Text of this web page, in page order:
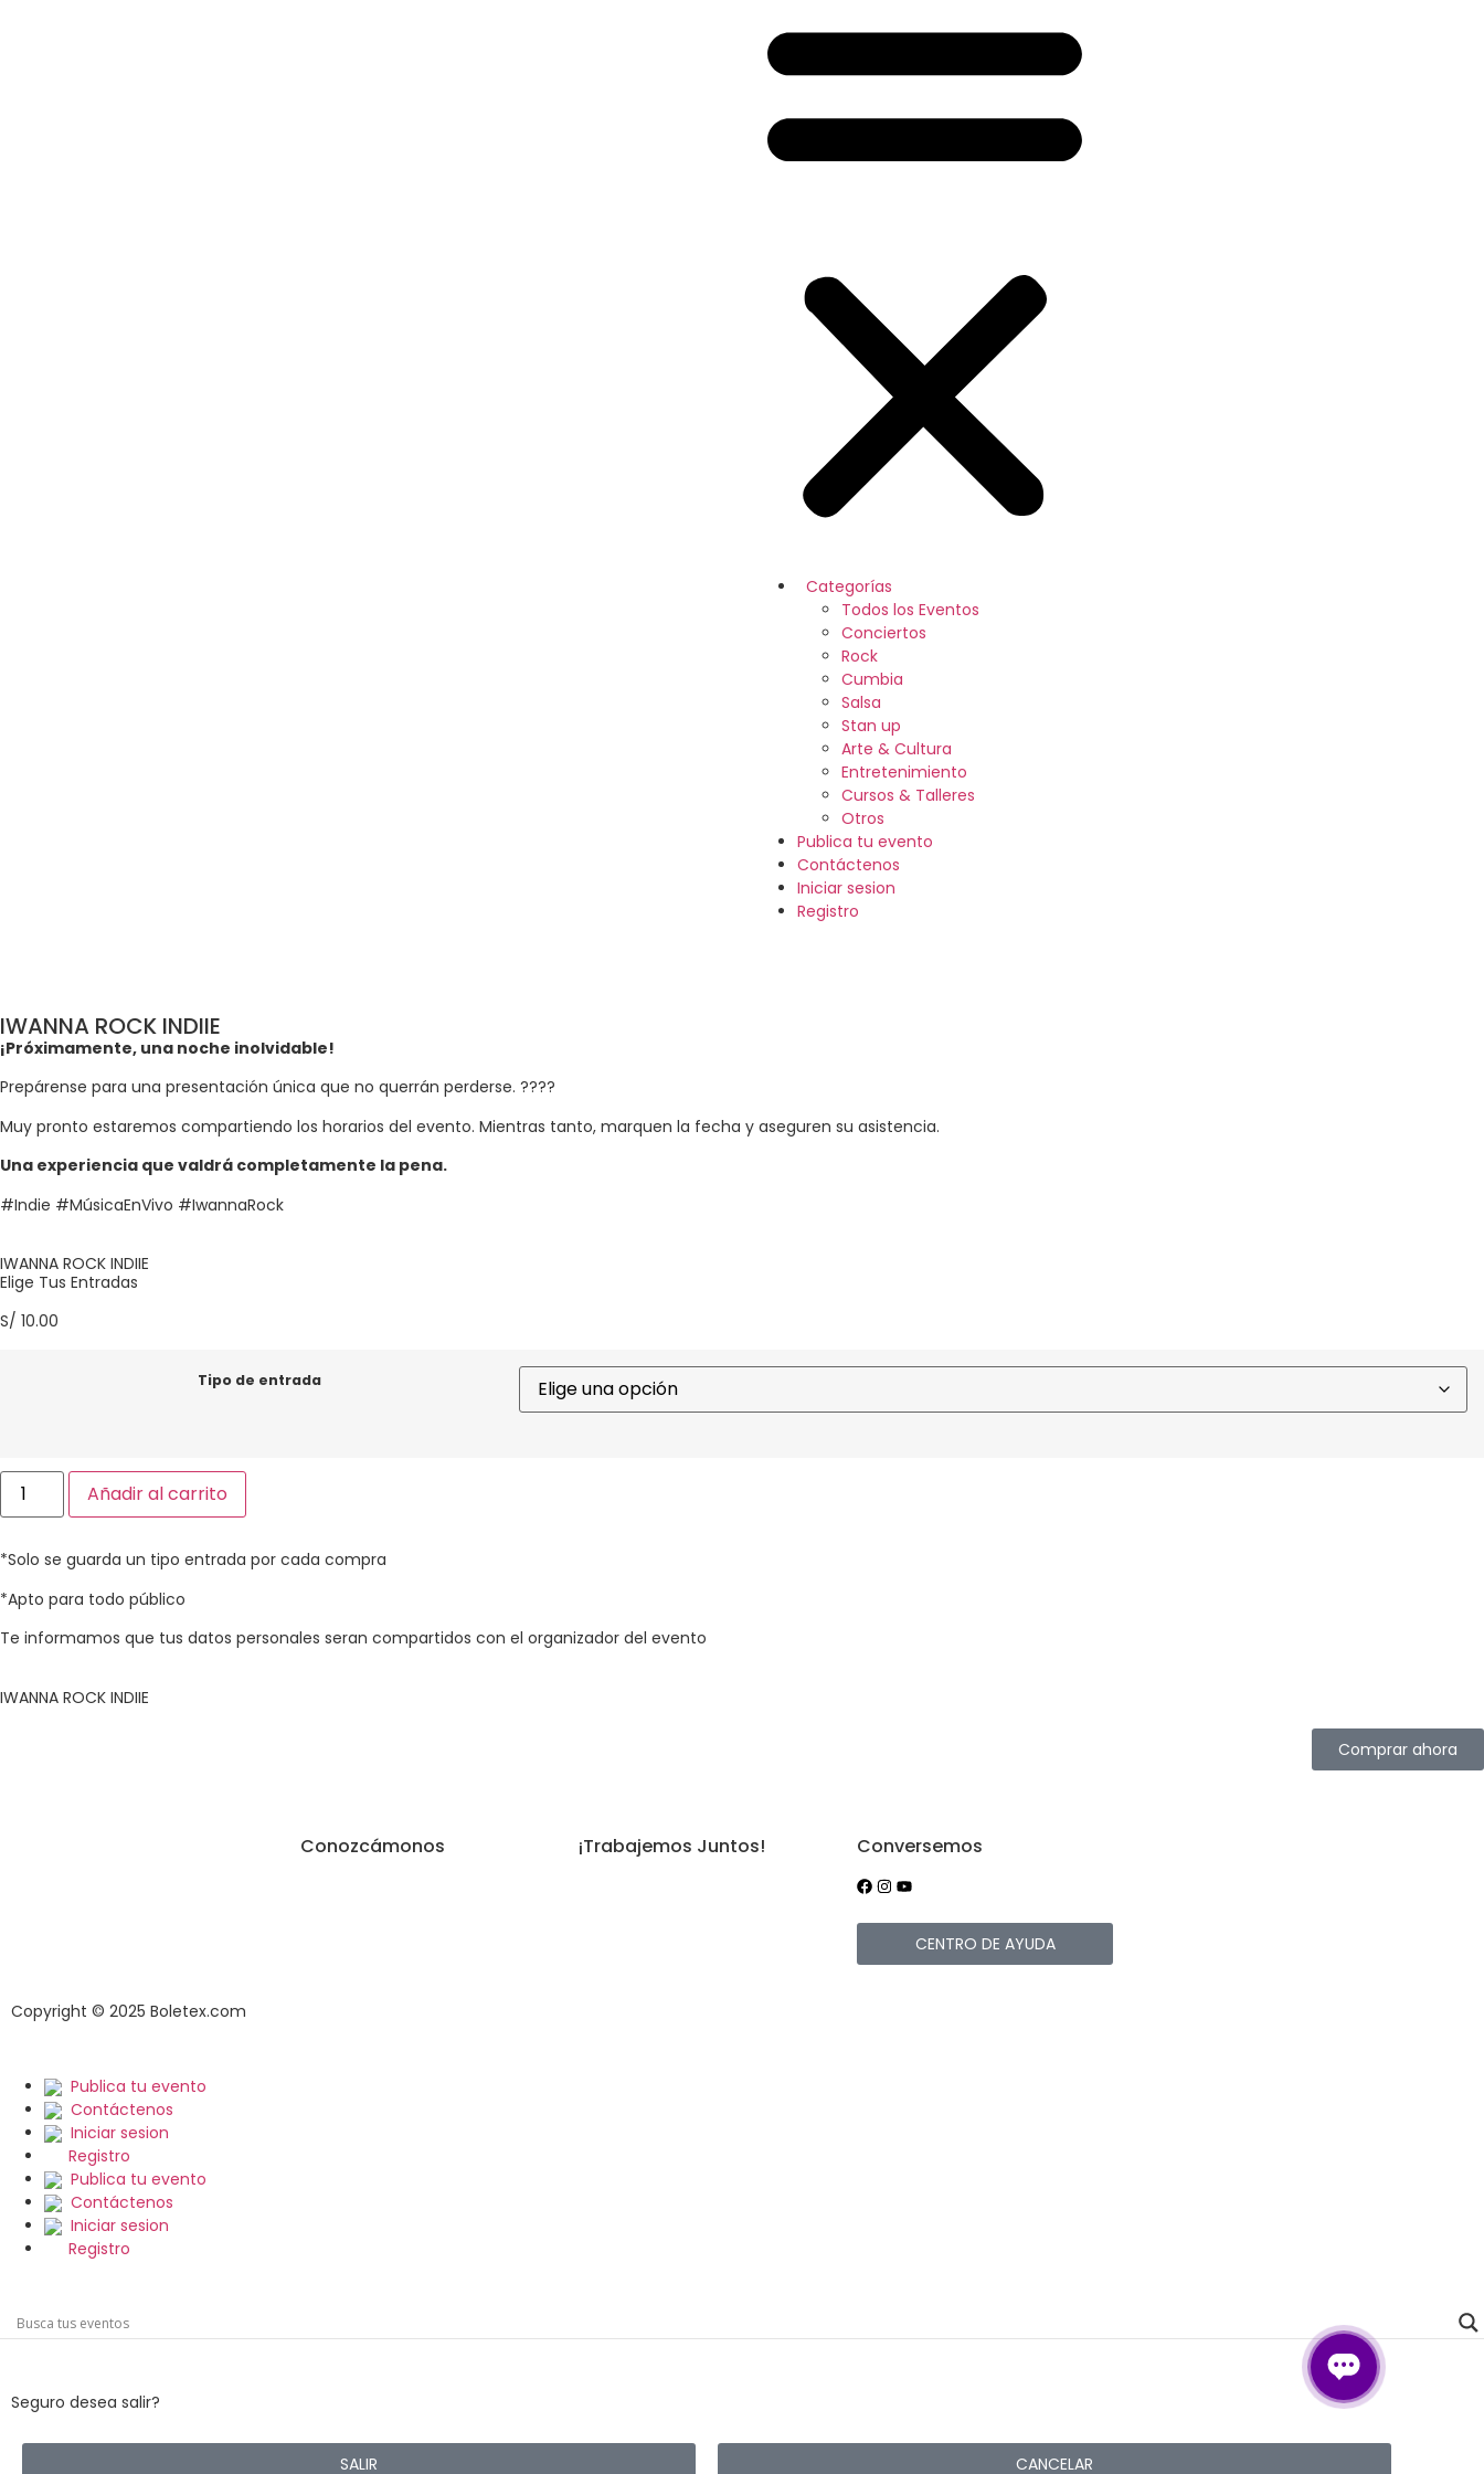
Categorías
Todos los Eventos
Conciertos
Rock
Cumbia
Salsa
Stan up
Arte & Cultura
Entretenimiento
Cursos & Talleres
Otros
Publica tu evento
Contáctenos
Iniciar sesion
Registro
IWANNA ROCK INDIIE
¡Próximamente, una noche inolvidable!
Prepárense para una presentación única que no querrán perderse. ????
Muy pronto estaremos compartiendo los horarios del evento. Mientras tanto, marquen la fecha y aseguren su asistencia.
Una experiencia que valdrá completamente la pena.
#Indie #MúsicaEnVivo #IwannaRock
IWANNA ROCK INDIIE
Elige Tus Entradas
S/ 10.00
Tipo de entrada
Añadir al carrito
*Solo se guarda un tipo entrada por cada compra​
*Apto para todo público​
Te informamos que tus datos personales seran compartidos con el organizador del evento
IWANNA ROCK INDIIE
Comprar ahora
Conozcámonos ¡Trabajemos Juntos! Conversemos
CENTRO DE AYUDA
Copyright © 2025 Boletex.com
Publica tu evento
Contáctenos
Iniciar sesion
Registro
Publica tu evento
Contáctenos
Iniciar sesion
Registro
Seguro desea salir?
SALIR CANCELAR